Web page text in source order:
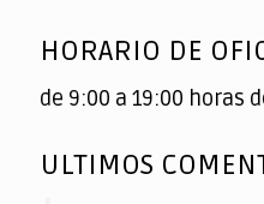
HORARIO DE
de 9:00 a 19:00 horas
ULTIMOS